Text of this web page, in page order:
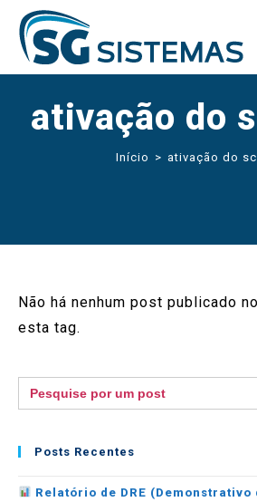
ativação do
Início > ativação do
Não há nenhum post publicado
esta tag.
Search
for:
Posts Recentes
Relatório de DRE (Demonstrativo